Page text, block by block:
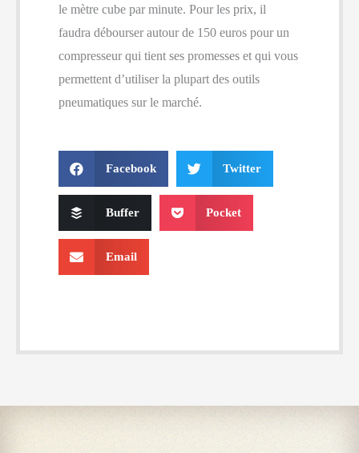
le mètre cube par minute. Pour les prix, il
faudra débourser autour de 150 euros pour un
compresseur qui tient ses promesses et qui vous
permettent d’utiliser la plupart des outils
pneumatiques sur le marché.
Facebook Twitter
Buffer Pocket
Email